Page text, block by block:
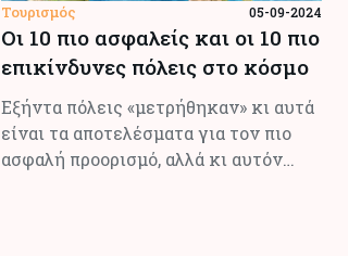
Τουρισμός 05-09-2024
Οι 10 πιο ασφαλείς και οι 10 πιο
επικίνδυνες πόλεις στο κόσμο
Εξήντα πόλεις «μετρήθηκαν» κι αυτά
είναι τα αποτελέσματα για τον πιο
ασφαλή προορισμό, αλλά κι αυτόν…